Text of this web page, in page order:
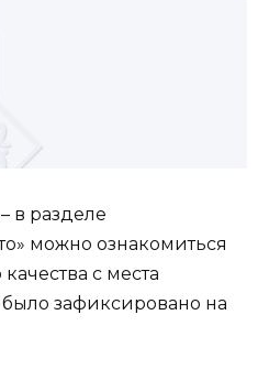
в разделе
можно ознакомиться
с места
зафиксировано на